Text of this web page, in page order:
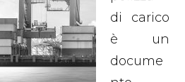
di carico
è un
docume